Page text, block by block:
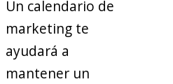
Un calendario de
marketing te
ayudará a
mantener un